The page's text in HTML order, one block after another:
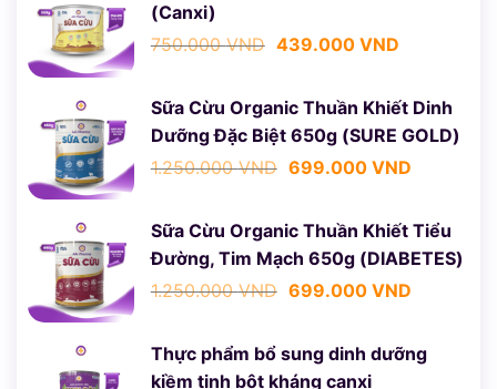
(Canxi)
750.000VND Giá
750.000 VND.
439.000 VNDGiá
là:
439.000
Sữa Cừu Organic Thuần Khiết Dinh
Dưỡng Đặc Biệt 650g (SURE GOLD)
1.250.000VND Giá
1.250.000 VND.
699.000 VNDGiá
là:
699.000
Sữa Cừu Organic Thuần Khiết Tiểu
Đường, Tim Mạch 650g (DIABETES)
1.250.000VND Giá
1.250.000 VND.
699.000 VNDGiá
699.000
Thực phẩm bổ sung dinh dưỡng
kiềm tinh bột kháng canxi